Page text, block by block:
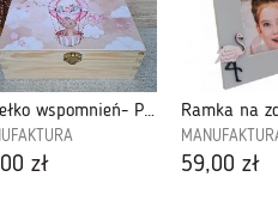
Pudełko wspomnień- PWDZ08
zł
Ramka na
59,00 zł